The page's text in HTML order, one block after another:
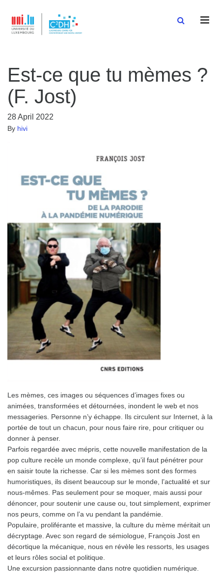
Est-ce que tu mèmes ?
(F. Jost)
28 April 2022
By hivi
Les mèmes, ces images ou séquences d’images fixes ou
animées, transformées et détournées, inondent le web et nos
messageries. Personne n’y échappe. Ils circulent sur Internet, à la
portée de tout un chacun, pour nous faire rire, pour critiquer ou
donner à penser.
Parfois regardée avec mépris, cette nouvelle manifestation de la
pop culture recèle un monde complexe, qu’il faut pénétrer pour
en saisir toute la richesse. Car si les mèmes sont des formes
humoristiques, ils disent beaucoup sur le monde, l’actualité et sur
nous-mêmes. Pas seulement pour se moquer, mais aussi pour
dénoncer, pour soutenir une cause ou, tout simplement, exprimer
nos peurs, comme on l’a vu pendant la pandémie.
Populaire, proliférante et massive, la culture du mème méritait un
décryptage. Avec son regard de sémiologue, François Jost en
décortique la mécanique, nous en révèle les ressorts, les usages
et leurs rôles social et politique.
Une excursion passionnante dans notre quotidien numérique.